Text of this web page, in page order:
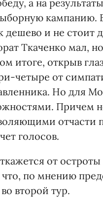
а на
кампанию.
дешево и не стоит
Ткаченко мал,
итоге, открыв
четыре от
Но для
Причем
отчасти
голосов.
от
по мнению
второй тур.